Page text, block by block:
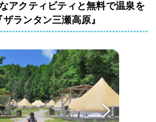
アクティビティと無料で温泉を
ランタン三瀬高原』